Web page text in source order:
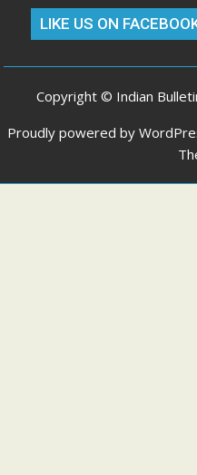
LIKE US ON
Copyright © Indian
Proudly powered by